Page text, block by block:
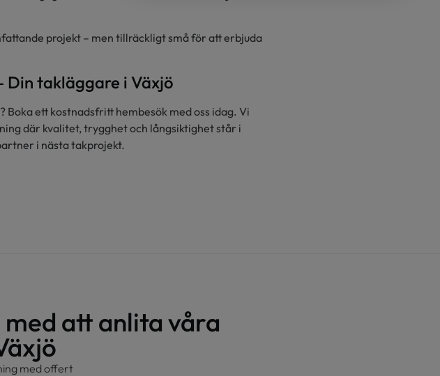
projekt – men tillräckligt små för att erbjuda
Din takläggare i Växjö
Boka ett kostnadsfritt hembesök med oss idag. Vi
där kvalitet, trygghet och långsiktighet står i
i nästa takprojekt.
att anlita våra
med offert